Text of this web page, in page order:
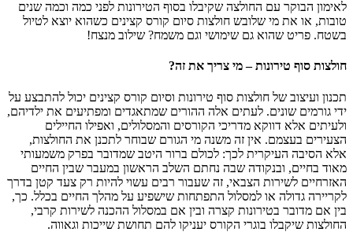
לאימון הבוקר עם החולצה שקיבלו בסוף הטירונות לפני כמה וכמה שנים
טובות, או את מי שלובש חולצות סיום קורס קצינים כשהוא יוצא לטיול
בשטח. פריט שהוא גם שימושי וגם משמח? שילוב מנצח!
חולצות סוף טירונות – מי צריך את זה?
תכנון ועיצוב של חולצות סוף טירונות וסיום קורס קצינים יכול להתבצע על
ידי גורמים שונים. לעתים אלה ההורים שמתאגדים ומפתיעים את ילדיהם,
ולעיתים אלא דווקא מדריכי הקורסים והמסלולים, ואפילו החיילים
הצעירים בעצמם. אין זה משנה מי הגורם שבוחר לתכנן את החולצות,
אלא הסיבה העיקרית לכך: לכולם ברור היטב שמדובר בפרק משמעותי
מאוד בחיים, ובנקודה שבה נחתם השלב הראשון במעבר שבין החיים
האזרחיים לשירות הצבאי, זה שעבור רבים עשוי להיות רק צעד קטן בדרך
לקריירה גדולה או למסלול התפתחות שישפיע על מהלך החיים בכלל. כך,
בין אם מדובר בטירונות קצרה ובין אם במסלול ההכנה לשירות קרבי,
החולצות שיקבלו בוגרי הקורס יעניקו להם תחושת שייכות וגאווה.